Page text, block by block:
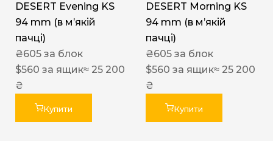
DESERT Evening KS
94 mm (в мʼякій
пачці)
₴605 за блок
$560 за ящик≈ 25 200
₴
Купити
DESERT Morning KS
94 mm (в мʼякій
пачці)
₴605 за блок
$560 за ящик≈ 25 200
₴
Купити